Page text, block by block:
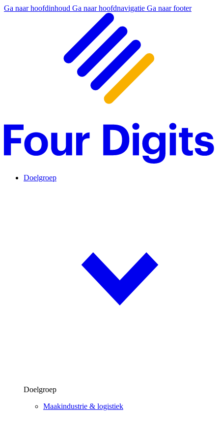
Ga naar hoofdinhoud Ga naar hoofdnavigatie Ga naar footer
Doelgroep
Doelgroep
Maakindustrie & logistiek